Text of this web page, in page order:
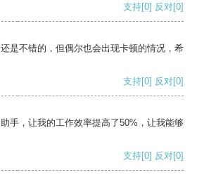
支持[0] 反对[0]
是不错的，但偶尔也会出现卡顿的情况，希
支持[0] 反对[0]
手，让我的工作效率提高了50%，让我能够
支持[0] 反对[0]